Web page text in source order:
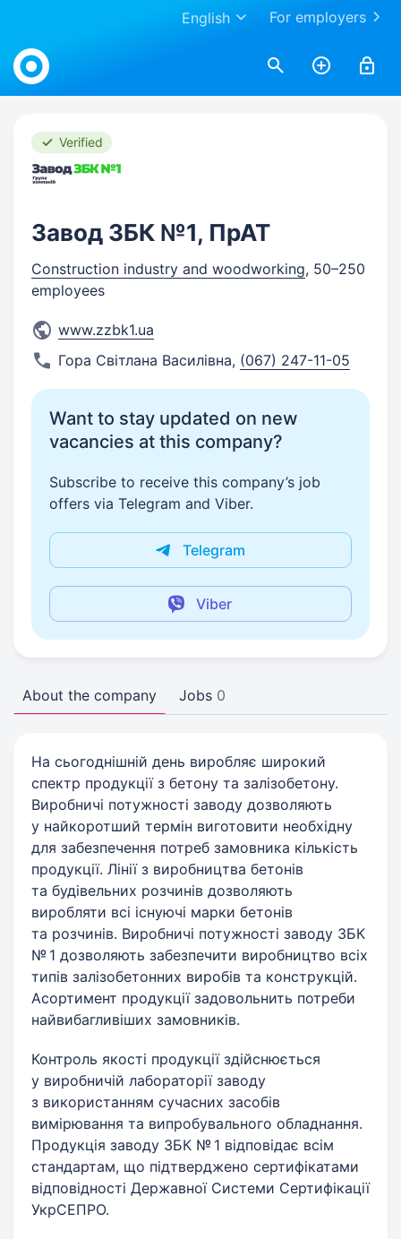
For employers
English
Work.ua
Verified
Завод ЗБК №1, ПрАТ
Construction industry and woodworking, 50–250
employees
www.zzbk1.ua
Гора Світлана Василівна, (067) 247-11-05
Want to stay updated on new
vacancies at this company?
Subscribe to receive this company’s job
offers via Telegram and Viber.
Telegram
Viber
About the company Jobs 0
На сьогоднішній день виробляє широкий
спектр продукції з бетону та залізобетону.
Виробничі потужності заводу дозволяють
у найкоротший термін виготовити необхідну
для забезпечення потреб замовника кількість
продукції. Лінії з виробництва бетонів
та будівельних розчинів дозволяють
виробляти всі існуючі марки бетонів
та розчинів. Виробничі потужності заводу ЗБК
№ 1 дозволяють забезпечити виробництво всіх
типів залізобетонних виробів та конструкцій.
Асортимент продукції задовольнить потреби
найвибагливіших замовників.
Контроль якості продукції здійснюється
у виробничій лабораторії заводу
з використанням сучасних засобів
вимірювання та випробувального обладнання.
Продукція заводу ЗБК № 1 відповідає всім
стандартам, що підтверджено сертифікатами
відповідності Державної Системи Сертифікації
УкрСЕПРО.